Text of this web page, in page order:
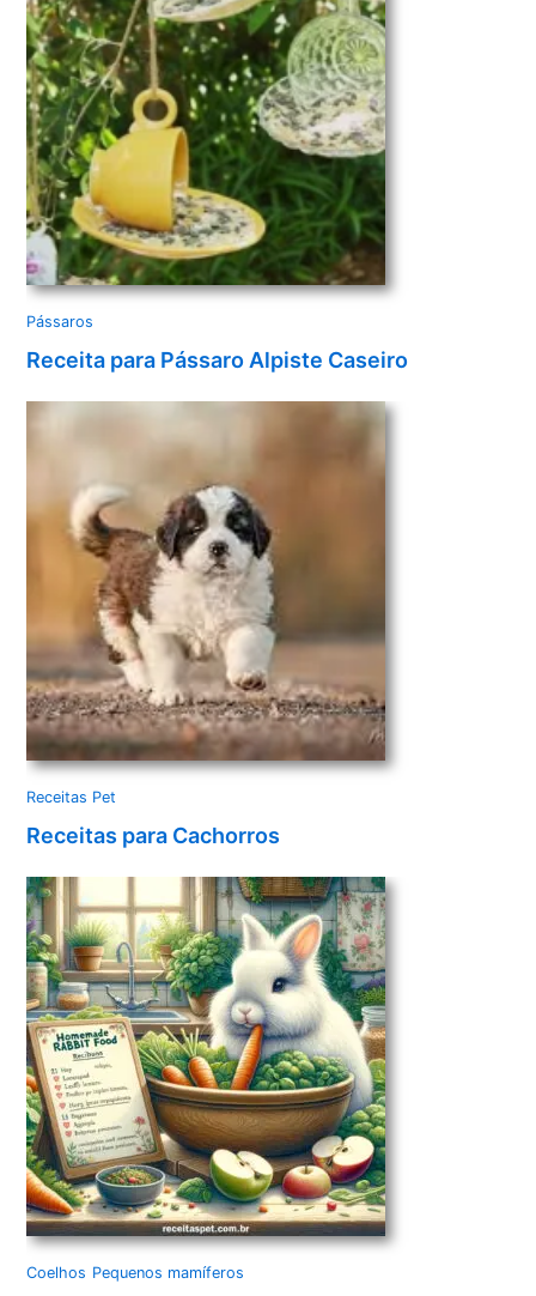
o
Pássaros
Receita para Pássaro Alpiste Caseiro
Receitas Pet
Receitas para Cachorros
Coelhos Pequenos mamíferos